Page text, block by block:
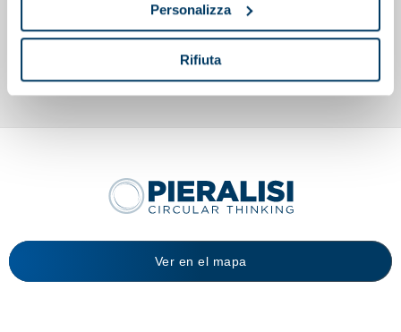
Personalizza
Rifiuta
Polipreparatore
Ver en el mapa